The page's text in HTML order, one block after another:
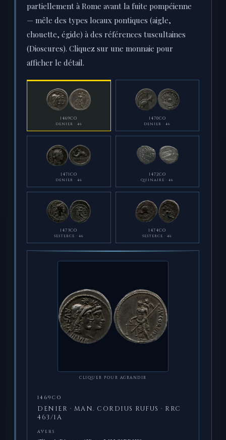
partiellement à Rome avant la fuite pompéienne
— mêle des types locaux pontiques (aigle,
chouette, égide) à des références tuscultaines
(Dioscures). Cliquez sur une monnaie pour
afficher le détail.
1469CO
DENIER · 46
1470CO
DENIER · 46
1471CO
DENIER · 46
1472CO
QUINAIRE · 46
1473CO
SESTERCE · 46
1474CO
SESTERCE · 46
CLIQUER POUR AGRANDIR
1469CO
DENIER · MAN. CORDIUS RUFUS · RRC
463/1A
AVERS